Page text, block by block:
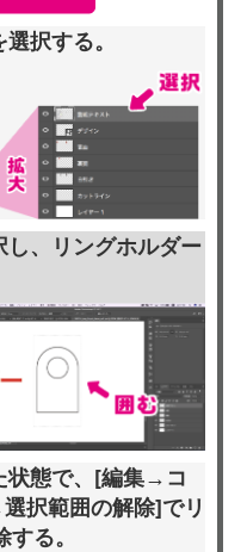
択する。
、リングホルダー
状態で、[編集→コ
択範囲の解除]でリ
る。